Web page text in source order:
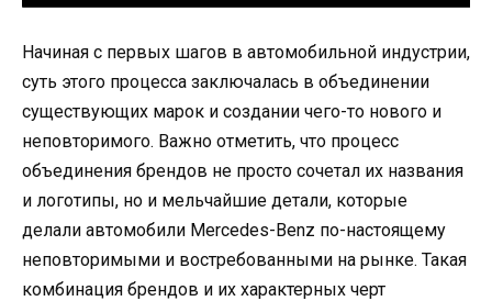
Начиная с первых шагов в автомобильной индустрии,
суть этого процесса заключалась в объединении
существующих марок и создании чего-то нового и
неповторимого. Важно отметить, что процесс
объединения брендов не просто сочетал их названия
и логотипы, но и мельчайшие детали, которые
делали автомобили Mercedes-Benz по-настоящему
неповторимыми и востребованными на рынке. Такая
комбинация брендов и их характерных черт